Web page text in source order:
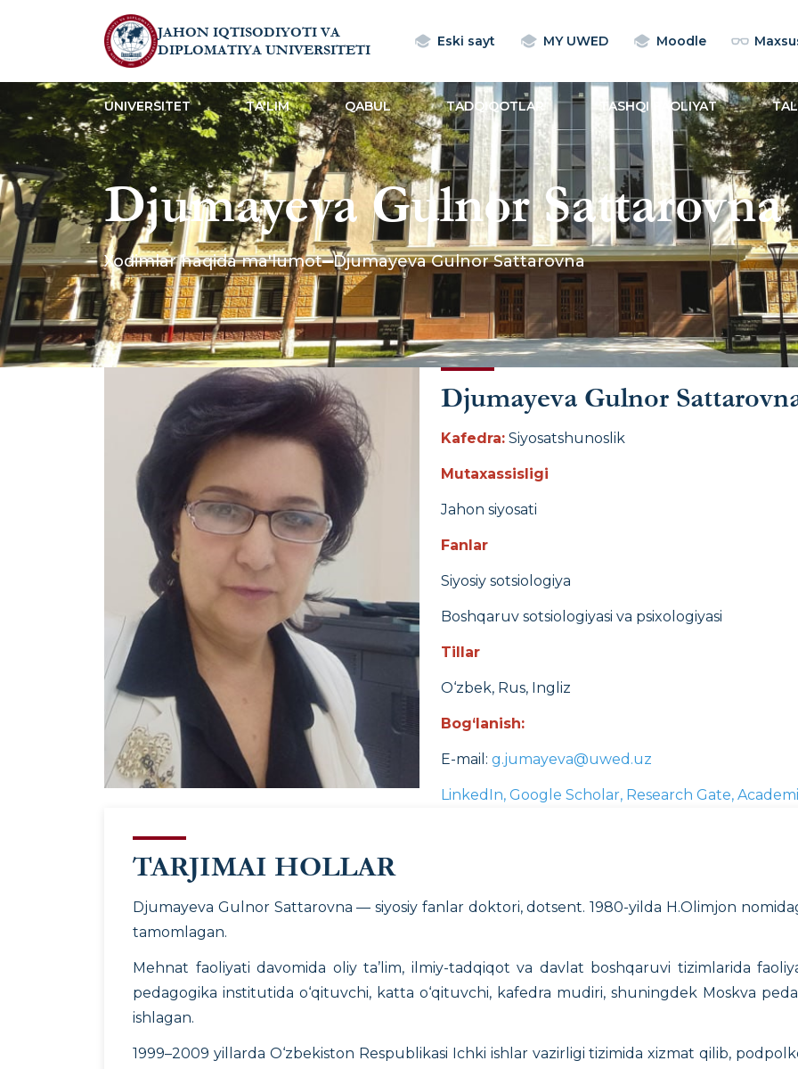
JAHON IQTISODIYOTI VA
DIPLOMATIYA UNIVERSITETI
Eski sayt MY UWED Moodle
UNIVERSITET TA'LIM QABUL TADQIQOTLAR TASHQI FAOLIYAT
Djumayeva Gulnor Sattarovna
Xodimlar haqida ma'lumot Djumayeva Gulnor Sattarovna
Djumayeva Gulnor
Kafedra: Siyosatshunoslik
Mutaxassisligi
Jahon siyosati
Fanlar
Siyosiy sotsiologiya
Boshqaruv sotsiologiyasi va psixologiyasi
Tillar
O‘zbek, Rus, Ingliz
Bog‘lanish:
E-mail: g.jumayeva@uwed.uz
LinkedIn, Google Scholar, Research Gate,
TARJIMAI HOLLAR
Djumayeva Gulnor Sattarovna — siyosiy fanlar doktori, dotsent. 1980-yilda H.Olimjon
tamomlagan.
Mehnat faoliyati davomida oliy ta’lim, ilmiy-tadqiqot va davlat boshqaruvi tizimlarida
pedagogika institutida o‘qituvchi, katta o‘qituvchi, kafedra mudiri, shuningdek Moskva
ishlagan.
1999–2009 yillarda O‘zbekiston Respublikasi Ichki ishlar vazirligi tizimida xizmat qilib,